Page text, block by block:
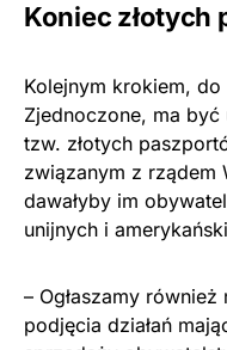
Koniec złotych
Kolejnym krokiem,
Zjednoczone, ma
tzw. złotych
związanym z rządem
dawałyby im
unijnych i
– Ogłaszamy
podjęcia działań